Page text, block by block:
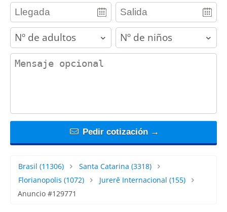
adults children
contact_message
Pedir cotización →
Brasil (11306) Santa Catarina (3318)
Florianopolis (1072) Jurerê Internacional (155)
Anuncio #129771